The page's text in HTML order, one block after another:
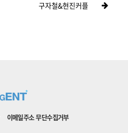
구자철&현진커플
이메일주소 무단수집거부